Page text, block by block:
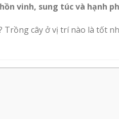
vinh, sung túc và hạnh
cây ở vị trí nào là tốt